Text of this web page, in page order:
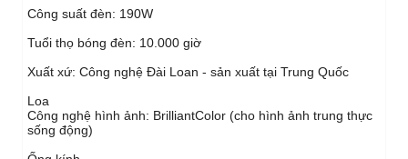
Công suất đèn: 190W
Tuổi thọ bóng đèn: 10.000 giờ
Xuất xứ: Công nghệ Đài Loan - sản xuất tại Trung Quốc
Loa
Công nghệ hình ảnh: BrilliantColor (cho hình ảnh trung thực
sống động)